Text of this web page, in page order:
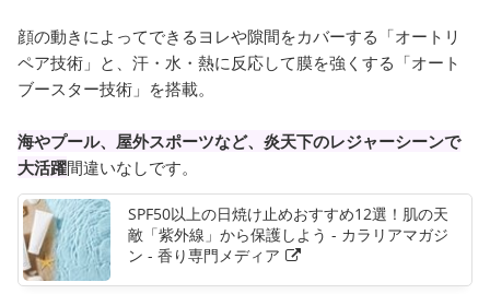
顔の動きによってできるヨレや隙間をカバーする「オートリ
ペア技術」と、汗・水・熱に反応して膜を強くする「オート
ブースター技術」を搭載。
海やプール、屋外スポーツなど、炎天下のレジャーシーンで
大活躍間違いなしです。
SPF50以上の日焼け止めおすすめ12選！肌の天
敵「紫外線」から保護しよう - カラリアマガジ
ン - 香り専門メディア